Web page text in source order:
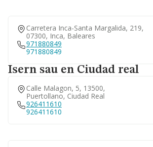
Carretera Inca-Santa Margalida, 219,
07300, Inca, Baleares
971880849
971880849
Isern sau en Ciudad real
Calle Malagon, 5, 13500,
Puertollano, Ciudad Real
926411610
926411610